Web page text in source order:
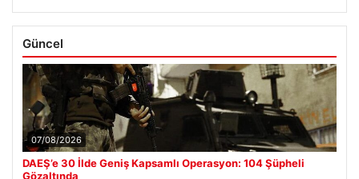
Güncel
07/08/2026
DAEŞ’e 30 İlde Geniş Kapsamlı Operasyon: 104 Şüpheli
Gözaltında